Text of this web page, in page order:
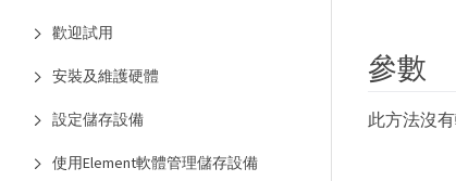
歡迎試用
安裝及維護硬體
設定儲存設備
使用Element軟體管理儲存設備
參數
此方法沒有